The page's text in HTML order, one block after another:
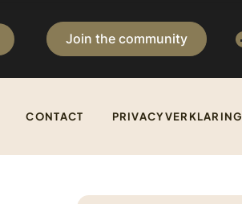
Join the community
CONTACT PRIVACYVERKLARING